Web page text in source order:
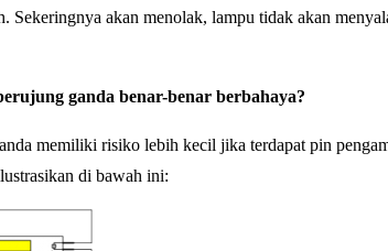
akan menolak, lampu tidak akan
ganda benar-benar berbahaya?
memiliki risiko lebih kecil jika terdapat pin
di bawah ini: